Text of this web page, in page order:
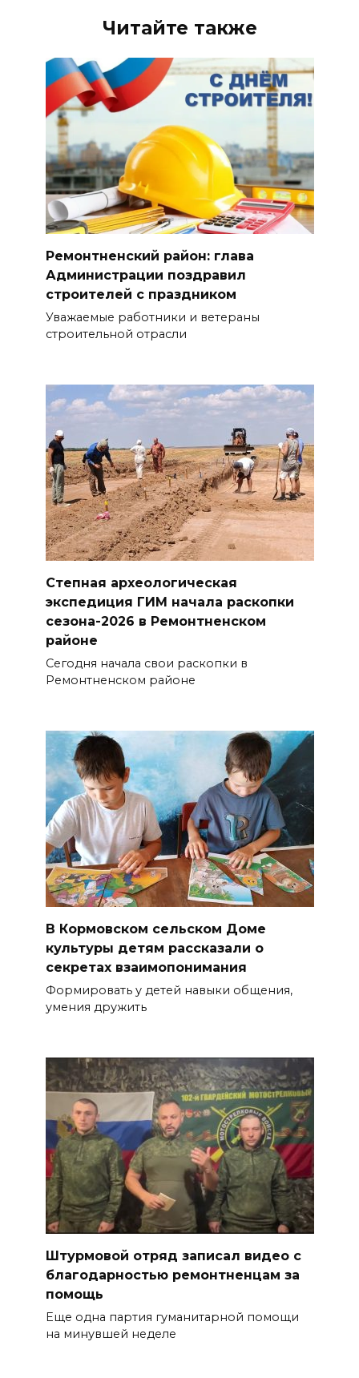
Читайте также
Ремонтненский район: глава
Администрации поздравил
строителей с праздником
Уважаемые работники и ветераны
строительной отрасли
Степная археологическая
экспедиция ГИМ начала раскопки
сезона-2026 в Ремонтненском
районе
Сегодня начала свои раскопки в
Ремонтненском районе
В Кормовском сельском Доме
культуры детям рассказали о
секретах взаимопонимания
Формировать у детей навыки общения,
умения дружить
Штурмовой отряд записал видео с
благодарностью ремонтненцам за
помощь
Еще одна партия гуманитарной помощи
на минувшей неделе